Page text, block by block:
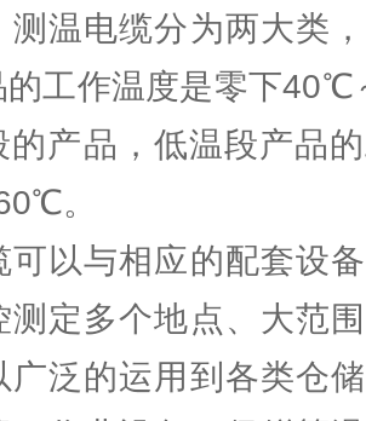
测温电缆分为两大类
的工作温度是零下
的产品，低温段产品
。
可以与相应的配套设
测定多个地点、大范
广泛的运用到各类仓